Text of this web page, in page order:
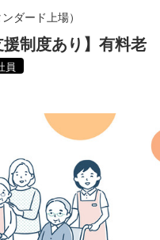
ダード上場）
援制度あり】有料老
員